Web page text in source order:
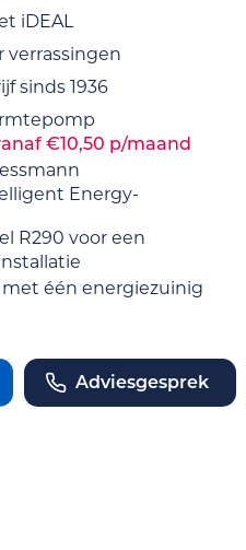
iDEAL
verrassingen
sinds 1936
€10,50 p/maand
Energy-
R290 voor een
één energiezuinig
Adviesgesprek